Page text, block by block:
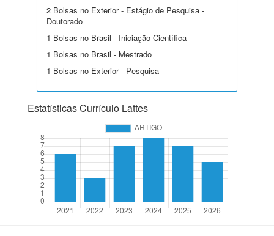
2 Bolsas no Exterior - Estágio de Pesquisa -
Doutorado
1 Bolsas no Brasil - Iniciação Científica
1 Bolsas no Brasil - Mestrado
1 Bolsas no Exterior - Pesquisa
Estatísticas Currículo Lattes